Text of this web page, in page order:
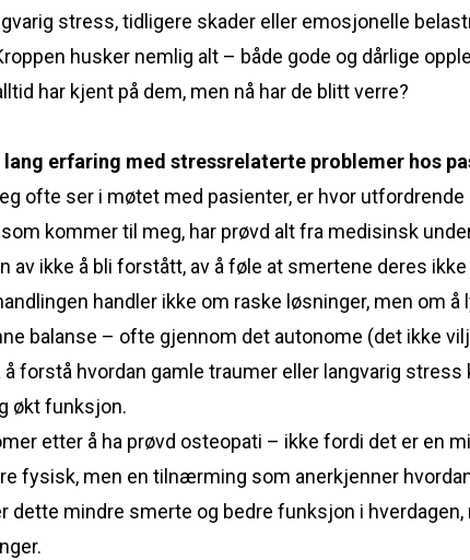
stress, tidligere skader eller emosjonelle
husker nemlig alt – både gode og dårlige
har kjent på dem, men nå har de blitt verre?
erfaring med stressrelaterte problemer hos
ofte ser i møtet med pasienter, er hvor
kommer til meg, har prøvd alt fra medisinsk
av ikke å bli forstått, av å føle at smertene deres
handler ikke om raske løsninger, men om
balanse – ofte gjennom det autonome (det ikke
forstå hvordan gamle traumer eller langvarig stress
økt funksjon.
etter å ha prøvd osteopati – ikke fordi det er en
fysisk, men en tilnærming som anerkjenner
dette mindre smerte og bedre funksjon i